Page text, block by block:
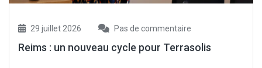
29 juillet 2026 Pas de commentaire
Reims : un nouveau cycle pour Terrasolis